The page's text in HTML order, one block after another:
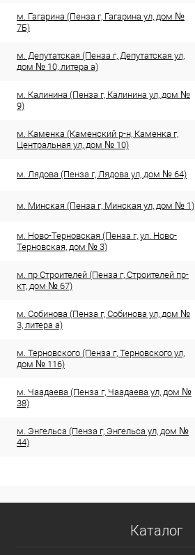
м. Гагарина (Пенза г, Гагарина ул, дом №
7Б)
м. Депутатская (Пенза г, Депутатская ул,
дом № 10, литера а)
м. Калинина (Пенза г, Калинина ул, дом №
9)
м. Каменка (Каменский р-н, Каменка г,
Центральная ул, дом № 10)
м. Лядова (Пенза г, Лядова ул, дом № 64)
м. Минская (Пенза г, Минская ул, дом № 1)
м. Ново-Терновская (Пенза г, ул. Ново-
Терновская, дом № 3)
м. пр Строителей (Пенза г, Строителей пр-
кт, дом № 67)
м. Собинова (Пенза г, Собинова ул, дом №
3, литера а)
м. Терновского (Пенза г, Терновского ул,
дом № 116)
м. Чаадаева (Пенза г, Чаадаева ул, дом №
38)
м. Энгельса (Пенза г, Энгельса ул, дом №
44)
Каталог